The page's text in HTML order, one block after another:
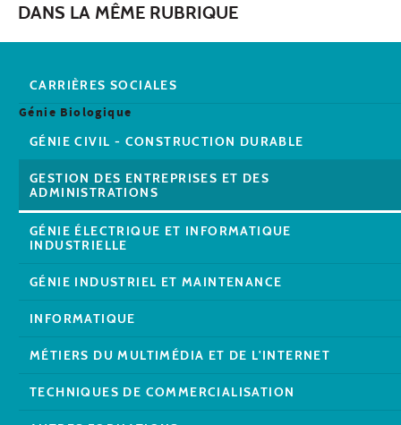
DANS LA MÊME RUBRIQUE
CARRIÈRES SOCIALES
Génie Biologique
GÉNIE CIVIL - CONSTRUCTION DURABLE
GESTION DES ENTREPRISES ET DES
ADMINISTRATIONS
GÉNIE ÉLECTRIQUE ET INFORMATIQUE
INDUSTRIELLE
GÉNIE INDUSTRIEL ET MAINTENANCE
INFORMATIQUE
MÉTIERS DU MULTIMÉDIA ET DE L'INTERNET
TECHNIQUES DE COMMERCIALISATION